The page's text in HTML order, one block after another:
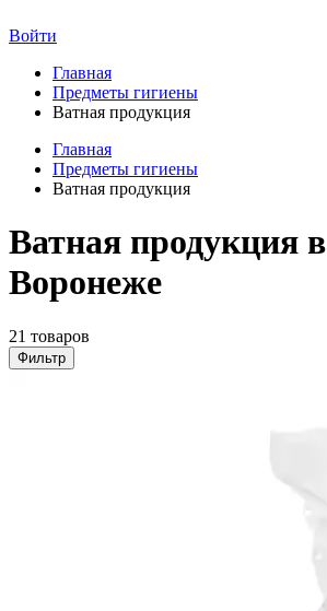
Войти
Главная
Предметы гигиены
Ватная продукция
Главная
Предметы гигиены
Ватная продукция
Ватная продукция в
Воронеже
21 товаров
Фильтр